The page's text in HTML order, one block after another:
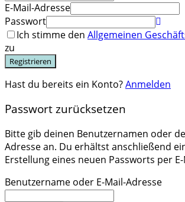
E-Mail-Adresse
Passwort
Ich stimme den Allgemeinen
zu
Registrieren
Hast du bereits ein Konto?Anmelden
Passwort zurücksetzen
Bitte gib deinen Benutzernamen oder
Adresse an. Du erhältst anschließend
Erstellung eines neuen Passworts per
Benutzername oder E-Mail-Adresse